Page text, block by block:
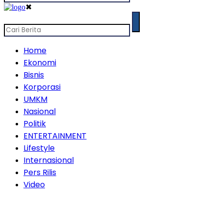
✖
Home
Ekonomi
Bisnis
Korporasi
UMKM
Nasional
Politik
ENTERTAINMENT
Lifestyle
Internasional
Pers Rilis
Video